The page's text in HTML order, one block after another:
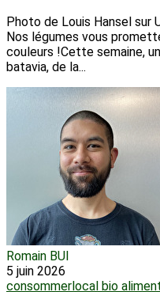
Photo de Louis Hansel sur
Nos légumes vous
couleurs !Cette semaine,
batavia, de la...
Romain BUI
5 juin 2026
consommerlocal bio